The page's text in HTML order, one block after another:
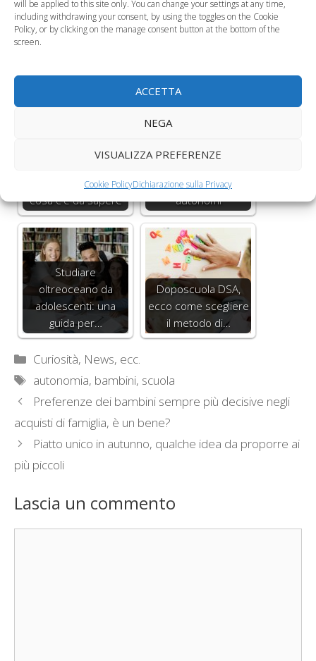
will be applied to this site only. You can change your settings at any time,
including withdrawing your consent, by using the toggles on the Cookie
Policy, or by clicking on the manage consent button at the bottom of the
screen.
ACCETTA
NEGA
VISUALIZZA PREFERENZE
Cookie PolicyDichiarazione sulla Privacy
genitori per l’uscita…
fiducia in sè stesso
scuola materna,
cosa c'è da sapere
non crescono
autonomi
Studiare
oltreoceano da
adolescenti: una
guida per…
Doposcuola DSA,
ecco come scegliere
il metodo di…
Categorie
Curiosità, News, ecc.
Tag
autonomia, bambini, scuola
Preferenze dei bambini sempre più decisive negli
acquisti di famiglia, è un bene?
Piatto unico in autunno, qualche idea da proporre ai
più piccoli
Lascia un commento